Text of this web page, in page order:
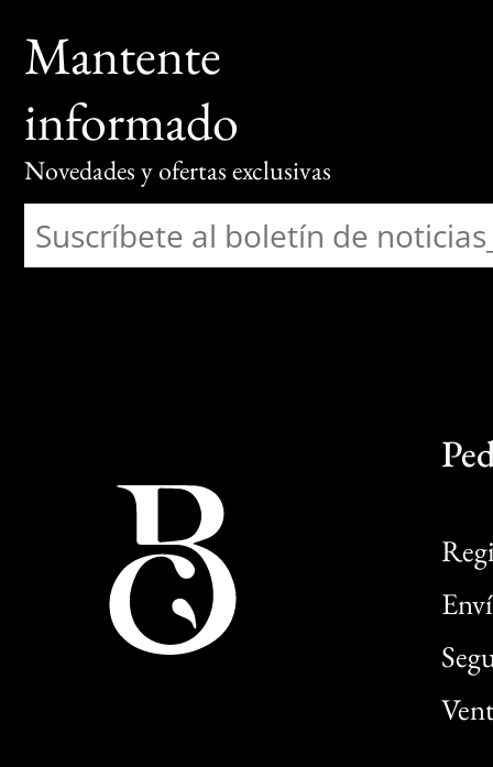
Mantente
informado
Novedades y ofertas exclusivas